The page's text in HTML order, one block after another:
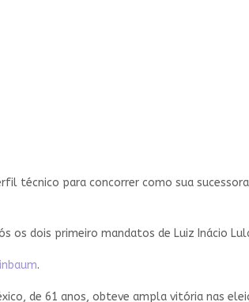
técnico para concorrer como sua
os dois primeiro mandatos de Luiz Inácio
.
de 61 anos, obteve ampla vitória nas